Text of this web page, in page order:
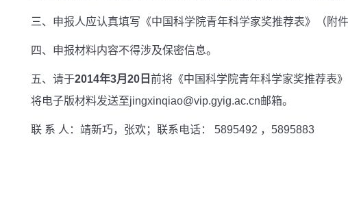
三、申报人应认真填写《中国科学院青年科学家奖推荐表》（附件
四、申报材料内容不得涉及保密信息。
五、请于2014年3月20 日前将《中国科学院青年科学家奖推荐表
将电子版材料发送至jingxinqiao@vip.gyig.ac.cn邮箱。
联 系 人：靖新巧，张欢 ； 联系电话： 5895492 ， 5895883